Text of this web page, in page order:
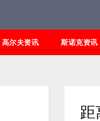
高尔夫资讯 斯诺克资讯
距